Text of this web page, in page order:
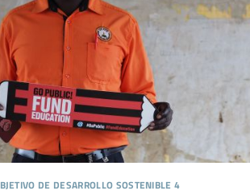
de desarrollo sostenible 4